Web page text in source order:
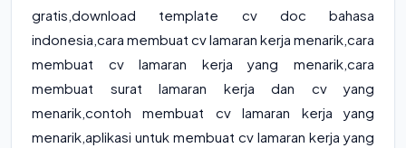
gratis,download template cv doc bahasa
indonesia,cara membuat cv lamaran kerja menarik,cara
membuat cv lamaran kerja yang menarik,cara
membuat surat lamaran kerja dan cv yang
menarik,contoh membuat cv lamaran kerja yang
menarik,aplikasi untuk membuat cv lamaran kerja yang